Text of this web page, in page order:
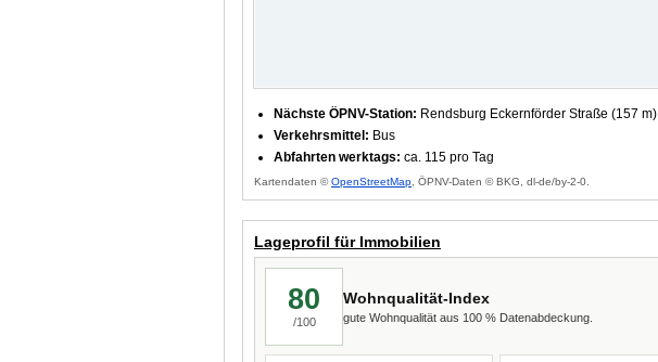
Nächste ÖPNV-Station: Rendsburg Eckernförder Straße (157 m)
Verkehrsmittel: Bus
Abfahrten werktags: ca. 115 pro Tag
Kartendaten ©OpenStreetMap , ÖPNV-Daten © BKG, dl-de/by-2-0.
Lageprofil für Immobilien
80
/100
Wohnqualität-Index
gute Wohnqualität aus 100 % Datenabdeckung.